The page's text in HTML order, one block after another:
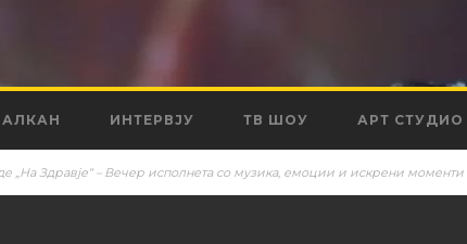
ИНТЕРВЈУ ТВ ШОУ АРТ
„На Здравје“ – Вечер исполнета со музика, емоции и искрени